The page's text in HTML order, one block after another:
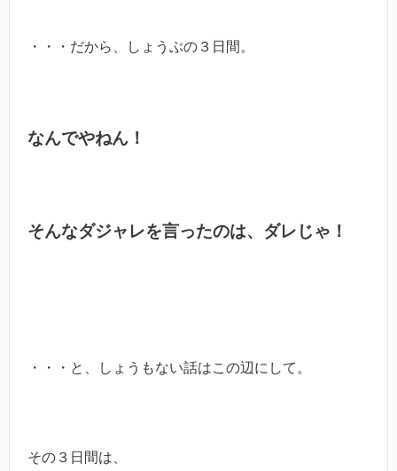
・・・だから、しょうぶの３日間。
なんでやねん！
そんなダジャレを言ったのは、ダレじゃ！
・・・と、しょうもない話はこの辺にして。
その３日間は、